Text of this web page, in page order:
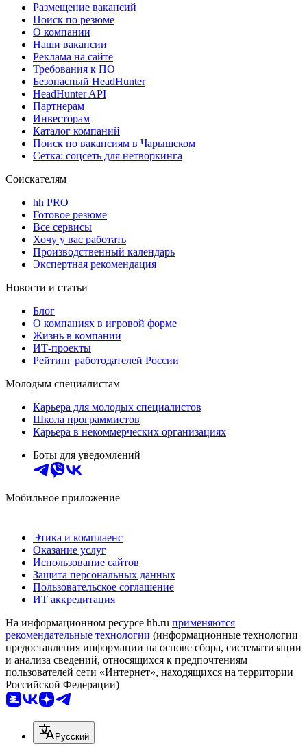
Размещение вакансий
Поиск по резюме
О компании
Наши вакансии
Реклама на сайте
Требования к ПО
Безопасный HeadHunter
HeadHunter API
Партнерам
Инвесторам
Каталог компаний
Поиск по вакансиям в Чарышском
Сетка: соцсеть для нетворкинга
Соискателям
hh PRO
Готовое резюме
Все сервисы
Хочу у вас работать
Производственный календарь
Экспертная рекомендация
Новости и статьи
Блог
О компаниях в игровой форме
Жизнь в компании
ИТ-проекты
Рейтинг работодателей России
Молодым специалистам
Карьера для молодых специалистов
Школа программистов
Карьера в некоммерческих организациях
Боты для уведомлений
Мобильное приложение
Этика и комплаенс
Оказание услуг
Использование сайтов
Защита персональных данных
Пользовательское соглашение
ИТ аккредитация
На информационном ресурсе hh.ru применяются
рекомендательные технологии (информационные технологии
предоставления информации на основе сбора, систематизации
и анализа сведений, относящихся к предпочтениям
пользователей сети «Интернет», находящихся на территории
Российской Федерации)
Русский